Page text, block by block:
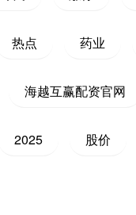
热点 药业
海越互赢配资官网
2025 股价